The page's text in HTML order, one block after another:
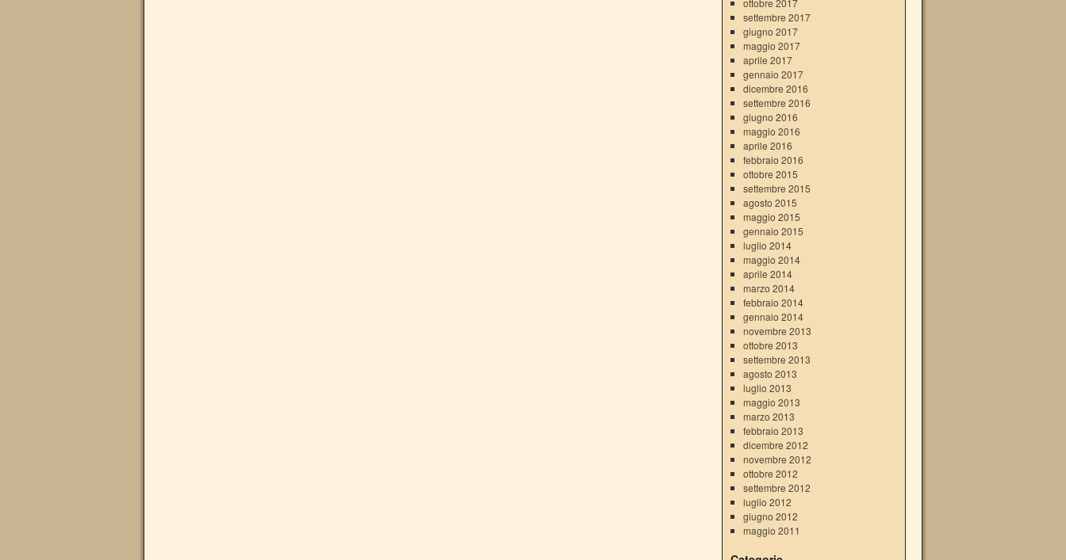
ottobre 2017
settembre 2017
giugno 2017
maggio 2017
aprile 2017
gennaio 2017
dicembre 2016
settembre 2016
giugno 2016
maggio 2016
aprile 2016
febbraio 2016
ottobre 2015
settembre 2015
agosto 2015
maggio 2015
gennaio 2015
luglio 2014
maggio 2014
aprile 2014
marzo 2014
febbraio 2014
gennaio 2014
novembre 2013
ottobre 2013
settembre 2013
agosto 2013
luglio 2013
maggio 2013
marzo 2013
febbraio 2013
dicembre 2012
novembre 2012
ottobre 2012
settembre 2012
luglio 2012
giugno 2012
maggio 2011